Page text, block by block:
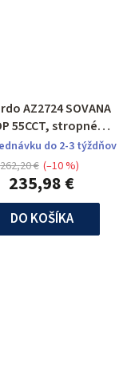
AZ2724 SOVANA
55CCT, stropné
svietidlodo 2-3 týždňov
235,98 €
262,20 € (–10 %)
DO KOŠÍKA